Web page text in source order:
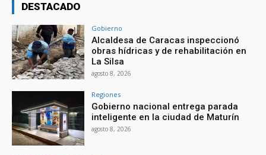
DESTACADO
Gobierno
Alcaldesa de Caracas inspeccionó
obras hídricas y de rehabilitación en
La Silsa
agosto 8, 2026
Regiones
Gobierno nacional entrega parada
inteligente en la ciudad de Maturín
agosto 8, 2026